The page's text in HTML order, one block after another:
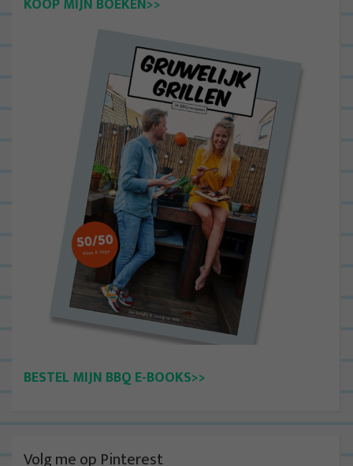
KOOP MIJN BOEKEN>>
BESTEL MIJN BBQ E-BOOKS>>
Volg me op Pinterest